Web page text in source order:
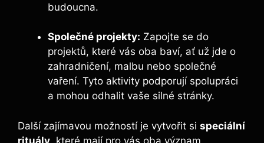
budoucna.
Společné projekty: Zapojte se do
projektů, které vás oba baví, ať už jde o
zahradničení, malbu nebo společné
vaření. Tyto aktivity podporují spolupráci
a mohou odhalit vaše silné stránky.
Další zajímavou možností je vytvořit si speciální
rituály , které mají pro vás oba význam.